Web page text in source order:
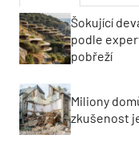
Šokující
podle
pobřeží
Miliony
zkušenost